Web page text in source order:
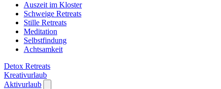
Auszeit im Kloster
Schweige Retreats
Stille Retreats
Meditation
Selbstfindung
Achtsamkeit
Detox Retreats
Kreativurlaub
Aktivurlaub